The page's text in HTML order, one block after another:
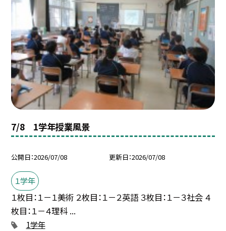
7/8 1学年授業風景
公開日 2026/07/08 更新日 2026/07/08
１学年
１枚目：１－１美術 ２枚目：１－２英語 ３枚目：１－３社会 ４
枚目：１－４理科 ...
1学年